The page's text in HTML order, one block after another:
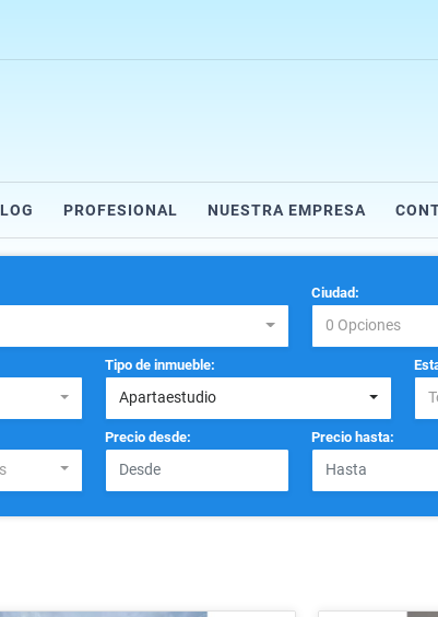
PROFESIONAL NUESTRA EMPRESA
Ciudad:
0 Opciones
Tipo de inmueble:
Apartaestudio
Precio desde: Precio hasta: